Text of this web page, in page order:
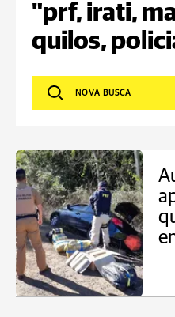
"prf, irati,
quilos,